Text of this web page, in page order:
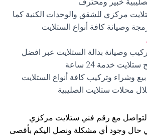
مركزي للشقق والوحدات الكنية كما
وصيانة كافة أنواع الستلايت
وصيانة بدالة الستلايت عبر افضل
خدمة 24 ساعة
وشراء وتركيب كافة أنواع الستلايت
محلات ستلايت الصليبية
مع رقم فني ستلايت مركزي
65651441 في حال وجود أي مشكلة ونصل اليكم بأقصى